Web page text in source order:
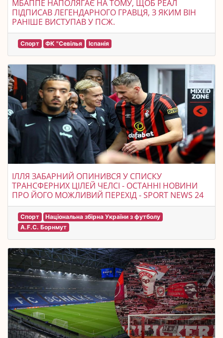
МБАППЕ НАПОЛЯГАЄ НА ТОМУ, ЩОБ РЕАЛ
ПІДПИСАВ ЛЕГЕНДАРНОГО ГРАВЦЯ, З ЯКИМ ВІН
РАНІШЕ ВИСТУПАВ У ПСЖ.
Спорт ФК "Севілья Іспанія
ІЛЛЯ ЗАБАРНИЙ ОПИНИВСЯ У СПИСКУ
ТРАНСФЕРНИХ ЦІЛЕЙ ЧЕЛСІ - ОСТАННІ НОВИНИ
ПРО ЙОГО МОЖЛИВИЙ ПЕРЕХІД - SPORT NEWS 24
Спорт
Національна збірна України з футболу
A.F.C. Борнмут